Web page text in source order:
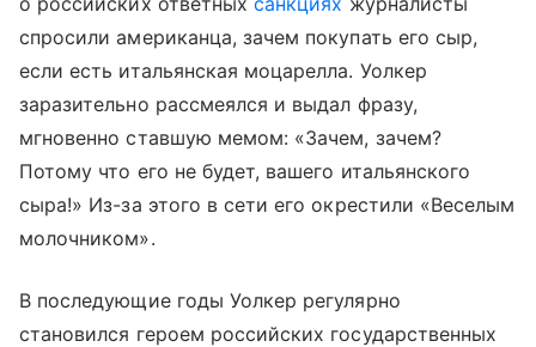
спросили американца, зачем покупать его сыр,
если есть итальянская моцарелла. Уолкер
заразительно рассмеялся и выдал фразу,
мгновенно ставшую мемом: «Зачем, зачем?
Потому что его не будет, вашего итальянского
сыра!» Из-за этого в сети его окрестили «Веселым
молочником».
В последующие годы Уолкер регулярно
становился героем российских государственных